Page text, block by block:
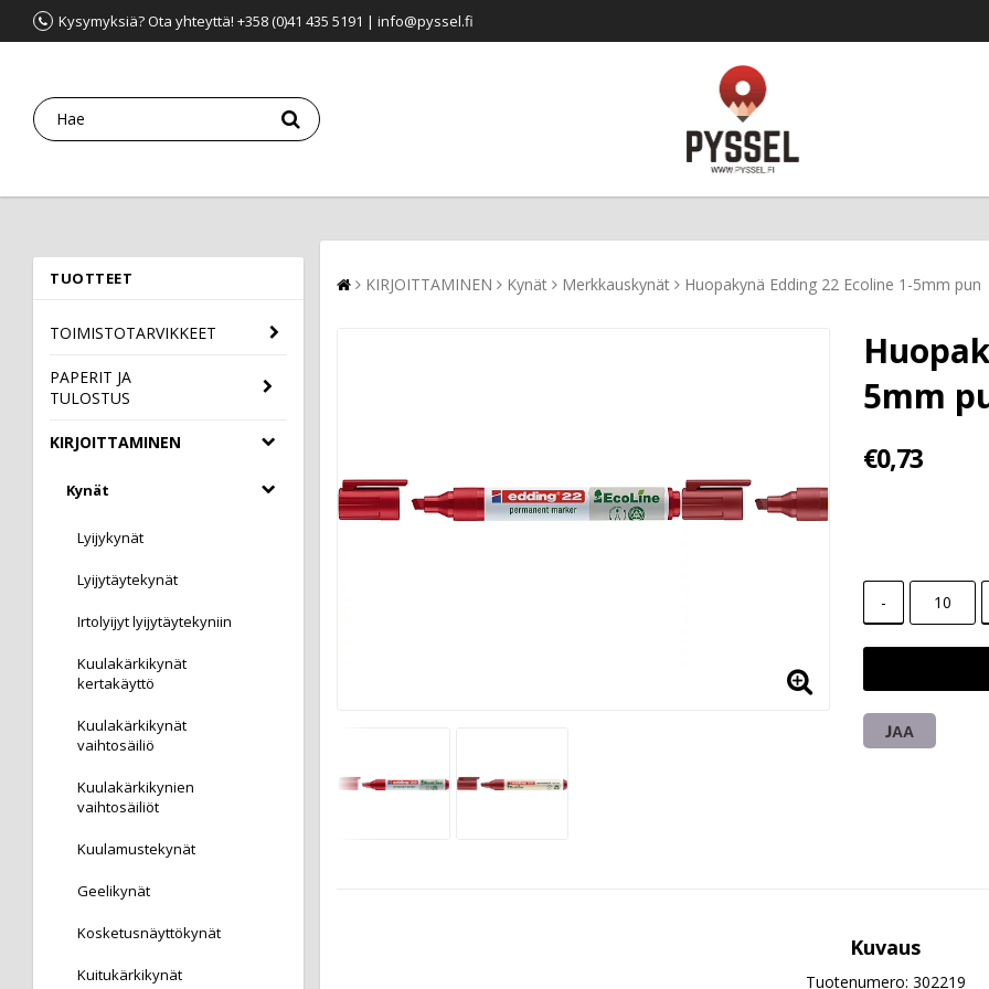
Kysymyksiä? Ota yhteyttä! +358 (0)41 435 5191 | info@pyssel.fi
TUOTTEET
TOIMISTOTARVIKKEET
PAPERIT JA
TULOSTUS
KIRJOITTAMINEN
Kynät
Lyijykynät
Lyijytäytekynät
Irtolyijyt lyijytäytekyniin
Kuulakärkikynät
kertakäyttö
Kuulakärkikynät
vaihtosäiliö
Kuulakärkikynien
vaihtosäiliöt
Kuulamustekynät
Geelikynät
Kosketusnäyttökynät
Kuitukärkikynät
KIRJOITTAMINEN Kynät Merkkauskynät Huopakynä Edding 22 Ecoline 1-5mm pun
5mm
€0,73
-
JAA
Kuvaus
Tuotenumero: 302219